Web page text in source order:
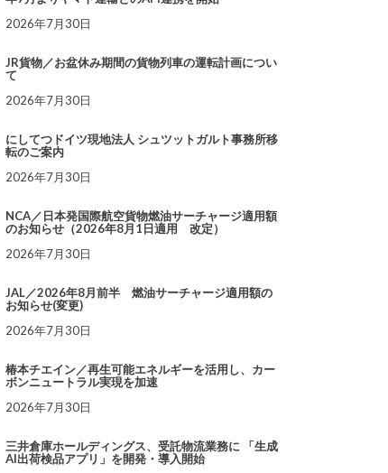
2026年7月30日
JR貨物／お盆休み期間の貨物列車の運転計画につい
て
2026年7月30日
にしてつドイツ現地法人 シュツットガルト事務所移
転のご案内
2026年7月30日
NCA／日本発国際航空貨物燃油サーチャージ適用額
のお知らせ（2026年8月1日適用 改定）
2026年7月30日
JAL／2026年8月前半 燃油サーチャージ適用額の
お知らせ(変更)
2026年7月30日
椿本チエイン／再生可能エネルギーを活用し、カー
ボンニュートラル実現を加速
2026年7月30日
三井倉庫ホールディングス、受託物流業務に 「生成
AI出荷検品アプリ」を開発・導入開始